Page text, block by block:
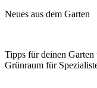
Neues aus dem Garten
Tipps für deinen Garten
Grünraum für